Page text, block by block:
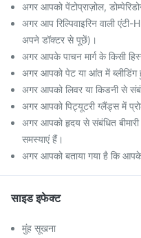
अगर आपको पेंटोप्राज़ोल,
अगर आप रिल्पिवाइरिन वाली
अपने डॉक्टर से पूछें)।
अगर आपके पाचन मार्ग के किसी
अगर आपको पेट या आंत में ब्लीडिंग
अगर आपको लिवर या किडनी से
अगर आपको पिट्यूटरी ग्लैंड्स में
अगर आपको हृदय से संबंधित
समस्याएं हैं।
अगर आपको बताया गया है कि
साइड इफेक्ट
मुंह सूखना